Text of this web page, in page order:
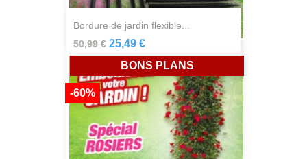
bordure de jardin flexible...
50,99 € 25,49 €
-60%
BONS PLANS